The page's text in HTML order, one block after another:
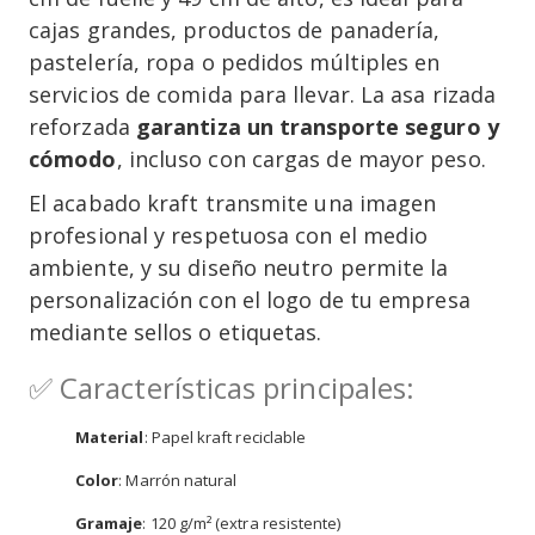
cajas grandes, productos de panadería,
pastelería, ropa o pedidos múltiples en
servicios de comida para llevar. La asa rizada
reforzada garantiza un transporte seguro y
cómodo, incluso con cargas de mayor peso.
El acabado kraft transmite una imagen
profesional y respetuosa con el medio
ambiente, y su diseño neutro permite la
personalización con el logo de tu empresa
mediante sellos o etiquetas.
✅ Características principales:
Material: Papel kraft reciclable
Color: Marrón natural
Gramaje: 120 g/m² (extra resistente)